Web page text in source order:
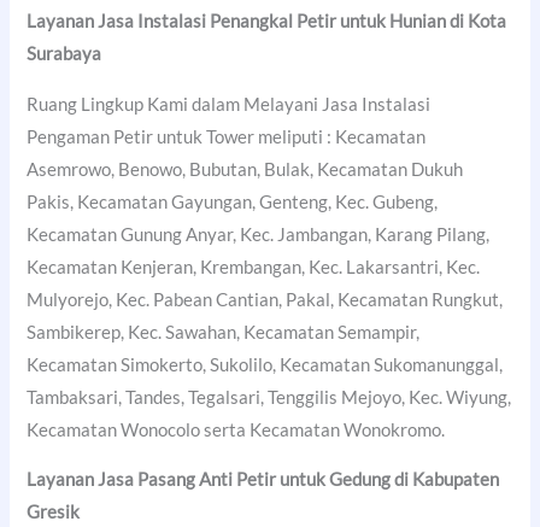
Layanan Jasa Instalasi Penangkal Petir untuk Hunian di Kota
Surabaya
Ruang Lingkup Kami dalam Melayani Jasa Instalasi
Pengaman Petir untuk Tower meliputi : Kecamatan
Asemrowo, Benowo, Bubutan, Bulak, Kecamatan Dukuh
Pakis, Kecamatan Gayungan, Genteng, Kec. Gubeng,
Kecamatan Gunung Anyar, Kec. Jambangan, Karang Pilang,
Kecamatan Kenjeran, Krembangan, Kec. Lakarsantri, Kec.
Mulyorejo, Kec. Pabean Cantian, Pakal, Kecamatan Rungkut,
Sambikerep, Kec. Sawahan, Kecamatan Semampir,
Kecamatan Simokerto, Sukolilo, Kecamatan Sukomanunggal,
Tambaksari, Tandes, Tegalsari, Tenggilis Mejoyo, Kec. Wiyung,
Kecamatan Wonocolo serta Kecamatan Wonokromo.
Layanan Jasa Pasang Anti Petir untuk Gedung di Kabupaten
Gresik